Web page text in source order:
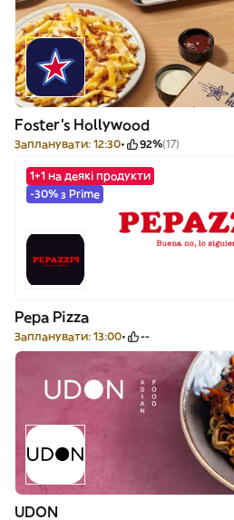
Foster's Hollywood
Запланувати: 12:30 92%(17)
1+1 на деякі продукти
-30% з Prime
Pepa Pizza
Запланувати: 13:00 --
UDON